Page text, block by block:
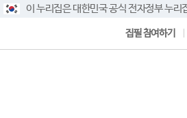
이 누리집은 대한민국 공식 전자정부 누리
집필 참여하기